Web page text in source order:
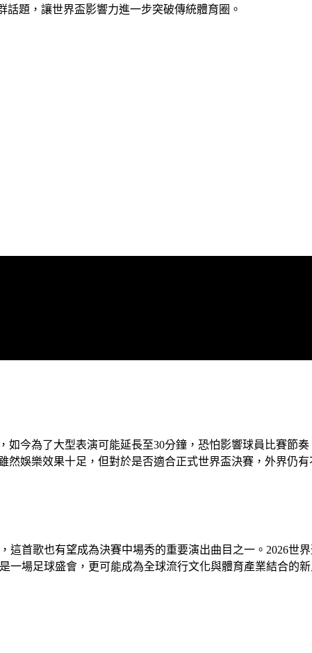
話題，讓世界盃影響力進一步突破傳統體育圈。
今為了大型表演可能延長至30分鐘，恐怕影響球員比賽節
娛樂效果十足，但對於是否適合正式世界盃決賽，外界仍有
首歌也有望成為決賽中場秀的重要演出曲目之一。2026世
場足球盛會，更可能成為全球流行文化與體育產業結合的新